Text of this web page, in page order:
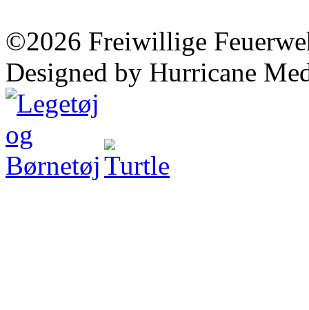
©2026 Freiwillige
Designed by Hurricane